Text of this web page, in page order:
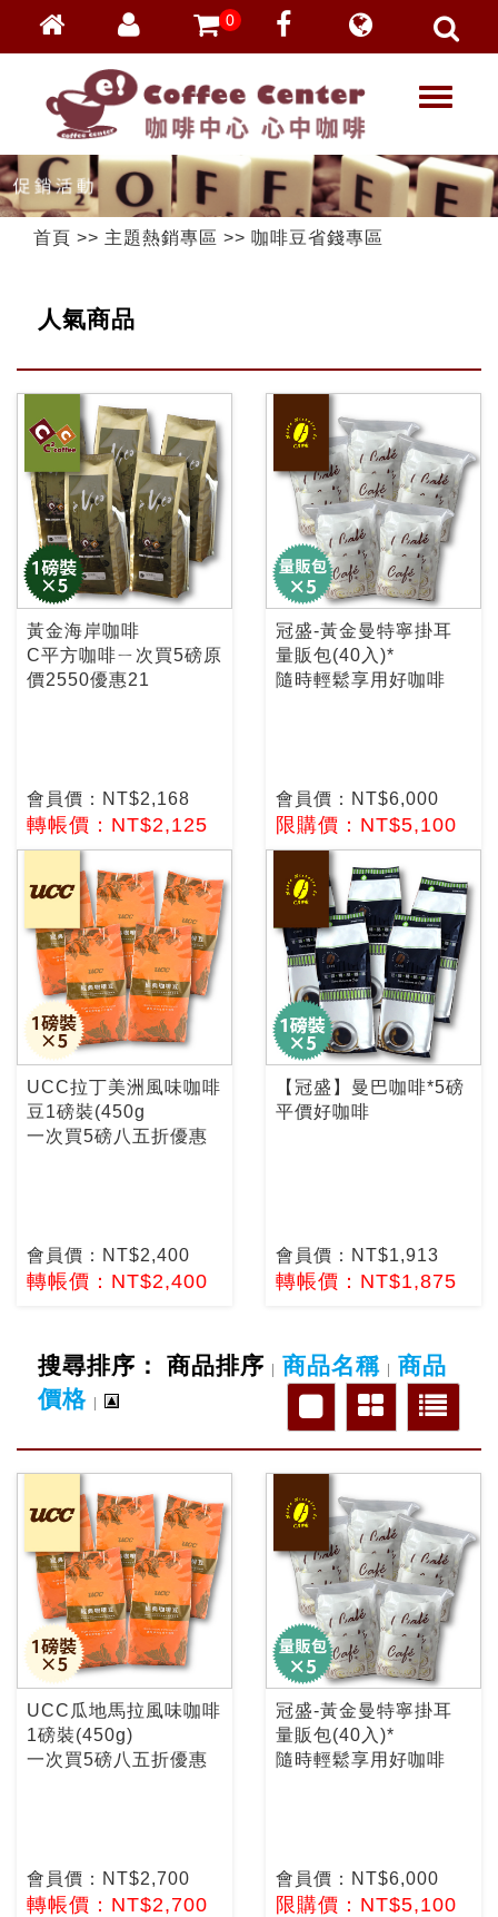
會員登入
忘記密碼
加入會員
VIP登入
VIP申請
0
T
g
l
e
a
t
o
n
首頁 >> 主題熱銷專區 >> 咖啡豆省錢專區
人氣商品
黃金海岸咖啡
C平方咖啡ㄧ次買5磅原
價2550優惠21
會員價：NT$2,168
轉帳價：NT$2,125
冠盛-黃金曼特寧掛耳
量販包(40入)*
隨時輕鬆享用好咖啡
會員價：NT$6,000
限購價：NT$5,100
UCC拉丁美洲風味咖啡
豆1磅裝(450g
一次買5磅八五折優惠
會員價：NT$2,400
轉帳價：NT$2,400
【冠盛】曼巴咖啡*5磅
平價好咖啡
會員價：NT$1,913
轉帳價：NT$1,875
搜尋排序： 商品排序 | 商品名稱 | 商品
價格 |
UCC瓜地馬拉風味咖啡
1磅裝(450g)
一次買5磅八五折優惠
會員價：NT$2,700
轉帳價：NT$2,700
冠盛-黃金曼特寧掛耳
量販包(40入)*
隨時輕鬆享用好咖啡
會員價：NT$6,000
限購價：NT$5,100